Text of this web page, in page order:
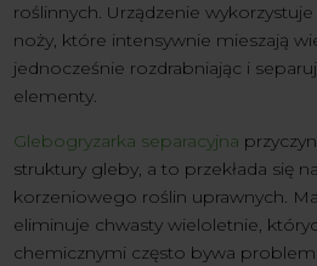
roślinnych. Urządzenie
noży, które intensywnie mieszają
jednocześnie rozdrabniając i
elementy.
Glebogryzarka separacyjna
struktury gleby, a to przekłada się
korzeniowego roślin uprawnych.
eliminuje chwasty wieloletnie,
chemicznymi często bywa